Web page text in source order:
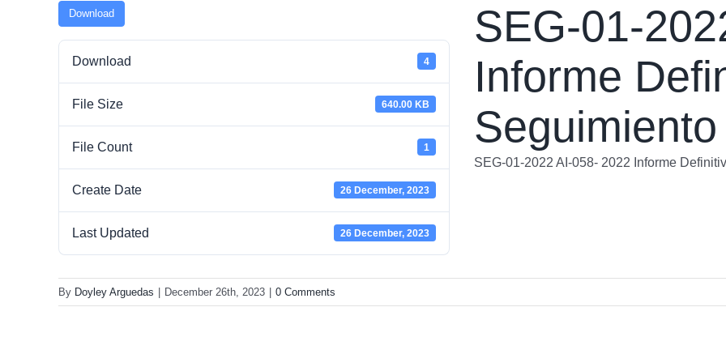
Download
Download 4
File Size 640.00 KB
File Count 1
Create Date 26 December, 2023
Last Updated 26 December, 2023
SEG-01-
Informe
Seguimiento
SEG-01-2022 AI-058- 2022 Informe
By Doyley Arguedas | December 26th, 2023 | 0 Comments